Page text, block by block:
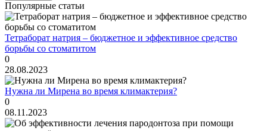
Популярные статьи
Тетраборат натрия – бюджетное и эффективное средство
борьбы со стоматитом
0
28.08.2023
Нужна ли Мирена во время климактерия?
0
08.11.2023